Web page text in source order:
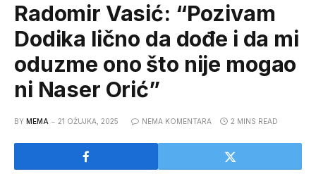
Radomir Vasić: “Pozivam
Dodika lično da dođe i da mi
oduzme ono što nije mogao
ni Naser Orić”
BY MEMA 21 OŽUJKA, 2025 NEMA KOMENTARA 2 MINS READ